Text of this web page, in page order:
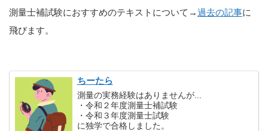
測量士補試験におすすめのテキストについて→過去の記事に
飛びます。
ちーたら
測量の実務経験はありませんが...
・令和２年度測量士補試験
・令和３年度測量士試験
に独学で合格しました。